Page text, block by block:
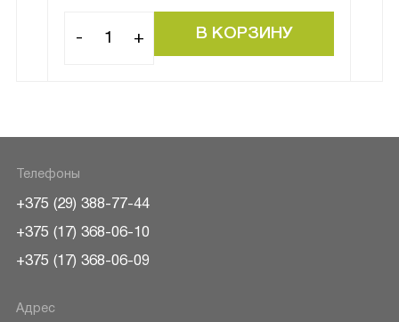
- +
Телефоны
+375 (29) 388-77-44
+375 (17) 368-06-10
+375 (17) 368-06-09
Адрес